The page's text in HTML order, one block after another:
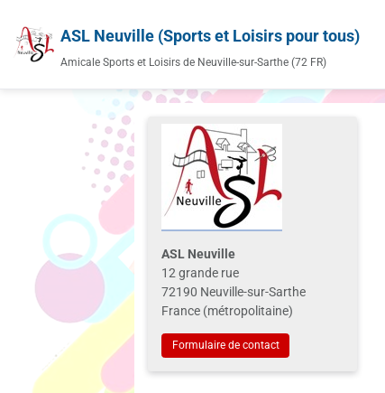
ASL Neuville (Sports et Loisirs pour tous)
Amicale Sports et Loisirs de Neuville-sur-Sarthe (72 FR)
ASL Neuville
12 grande rue
72190 Neuville-sur-Sarthe
France (métropolitaine)
Formulaire de contact